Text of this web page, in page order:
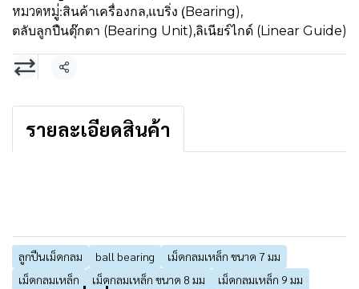
หมวดหมู่:สินค้าเครื่องกล,แบริ่ง (ฺBearing),
ตลับลูกปืนตุ๊กตา (Bearing Unit),ลิเนียร์ไกด์ (Linear Guide)
แชร์
รายละเอียดสินค้า
ลูกปืนเม็ดกลม ball bearing
เม็ดกลมเหล็ก ขนาด 7 มม
เม็ดกลมเหล็ก
เม็ดกลมเหล็ก ขนาด 8 มม เม็ดกลมเหล็ก 9 มม